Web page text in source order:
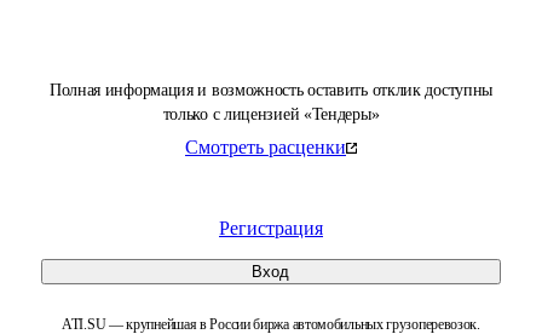
Полная информация и возможность оставить отклик доступны
только с лицензией «Тендеры»
Смотреть расценки
Регистрация
Вход
ATI.SU — крупнейшая в России биржа автомобильных грузоперевозок.